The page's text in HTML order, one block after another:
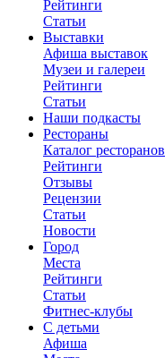
Рейтинги
Статьи
Выставки
Афиша выставок
Музеи и галереи
Рейтинги
Статьи
Наши подкасты
Рестораны
Каталог ресторанов
Рейтинги
Отзывы
Рецензии
Статьи
Новости
Город
Места
Рейтинги
Статьи
Фитнес-клубы
С детьми
Афиша